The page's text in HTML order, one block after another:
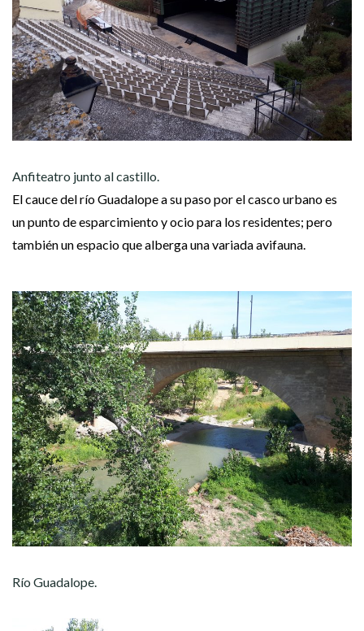
Anfiteatro junto al castillo.
El cauce del río Guadalope a su paso por el casco urbano es
un punto de esparcimiento y ocio para los residentes; pero
también un espacio que alberga una variada avifauna.
Río Guadalope.